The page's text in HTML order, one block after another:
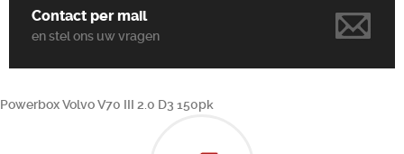
Contact per mail
en stel ons uw vragen
Powerbox Volvo V70 III 2.0 D3 150pk